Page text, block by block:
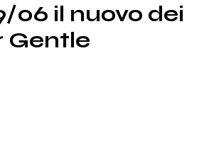
06 il nuovo dei
Gentle